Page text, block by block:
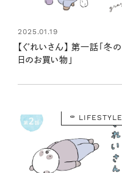
2025.01.19
【ぐれいさん】 第一話「冬の
日のお買い物」
LIFESTYLE